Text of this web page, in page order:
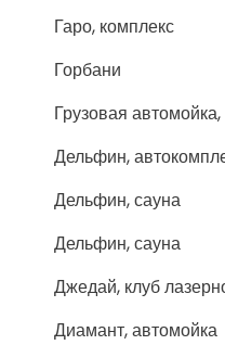
Гаро, комплекс
Горбани
Грузовая
Дельфин,
Дельфин, сауна
Дельфин, сауна
Джедай, клуб
Диамант, автомойка